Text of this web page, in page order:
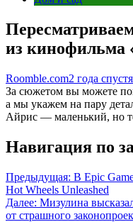
из кинофильма
Roomble.com2 года спустя
За сюжетом вы можете
а мы укажем на пару
Айрис — маленький, но
Навигация по
Предыдущая: В Epic
Hot Wheels Unleashed
Далее: Мизулина
от страшного